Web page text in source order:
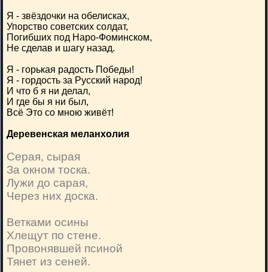
Я - звёздочки на обелисках,
Упорство советских солдат,
Погибших под Наро-Фоминском,
Не сделав и шагу назад.
Я - горькая радость Победы!
Я - гордость за Русский народ!
И что б я ни делал,
И где бы я ни был,
Всё Это со мною живёт!
Деревенская меланхолия
Серая, сырая
За окном тоска.
Лужи до сарая,
Через них доска.
Ветками осины
Хлещут по стене.
Провонявшей псиной
Тянет из сеней.